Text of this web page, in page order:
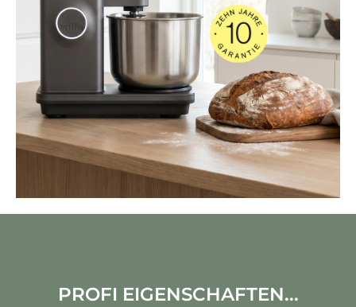
PROFI EIGENSCHAFTEN...